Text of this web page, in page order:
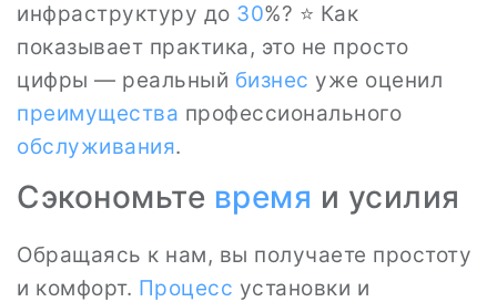
инфраструктуру до 30%? ⭐ Как
показывает практика, это не просто
цифры — реальный бизнес уже оценил
преимущества профессионального
обслуживания.
Сэкономьте время и усилия
Обращаясь к нам, вы получаете простоту
и комфорт. Процесс установки и